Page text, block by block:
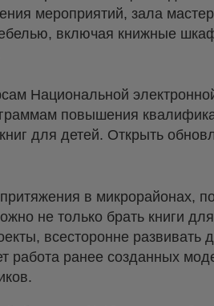
мероприятий, зала
включая книжные
Национальной
повышения
для детей. Открыть
в микрорайонах,
не только брать книги
всесторонне развивать
работа ранее созданных